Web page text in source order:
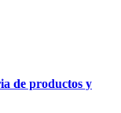
de productos y